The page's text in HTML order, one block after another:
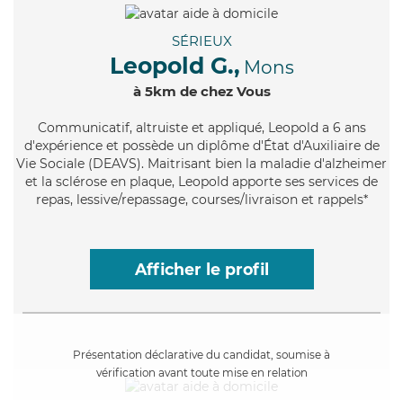
SÉRIEUX
Leopold G., Mons
à 5km de chez Vous
Communicatif, altruiste et appliqué, Leopold a 6 ans
d'expérience et possède un diplôme d'État d'Auxiliaire de
Vie Sociale (DEAVS). Maitrisant bien la maladie d'alzheimer
et la sclérose en plaque, Leopold apporte ses services de
repas, lessive/repassage, courses/livraison et rappels*
Afficher le profil
Présentation déclarative du candidat, soumise à
vérification avant toute mise en relation